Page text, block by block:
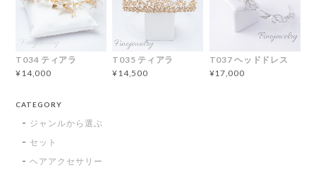
T034 ティアラ
¥14,000
T035 ティアラ
¥14,500
T037 ヘッドドレス
¥17,000
CATEGORY
ジャンルから選ぶ
セット
ヘアアクセサリー